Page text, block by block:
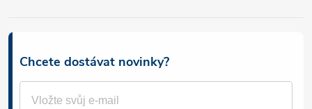
Chcete dostávat novinky?